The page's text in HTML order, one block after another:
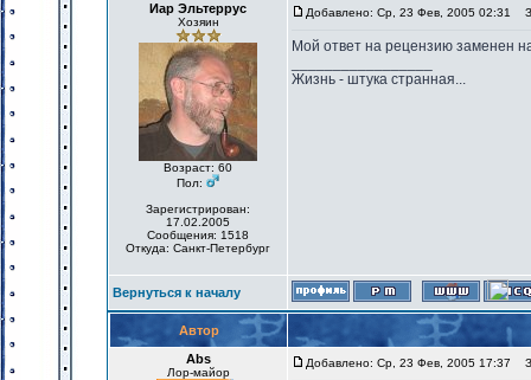
Иар Эльтеррус
Хозяин
Возраст: 60
Пол:
Зарегистрирован:
17.02.2005
Сообщения: 1518
Откуда: Санкт-Петербург
Добавлено: Ср, 23 Фев, 2005 02:31
Мой ответ на рецензию заменен
Жизнь - штука странная...
Вернуться к началу
Автор
Abs
Лор-майор
Добавлено: Ср, 23 Фев, 2005 17:37